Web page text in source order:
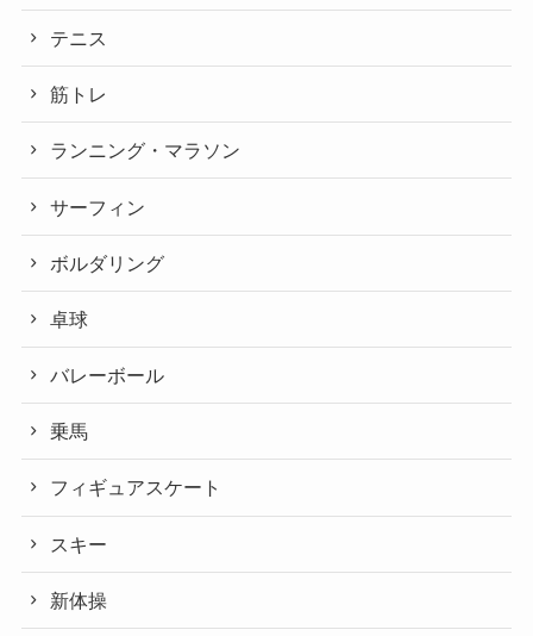
テニス
筋トレ
ランニング・マラソン
サーフィン
ボルダリング
卓球
バレーボール
乗馬
フィギュアスケート
スキー
新体操